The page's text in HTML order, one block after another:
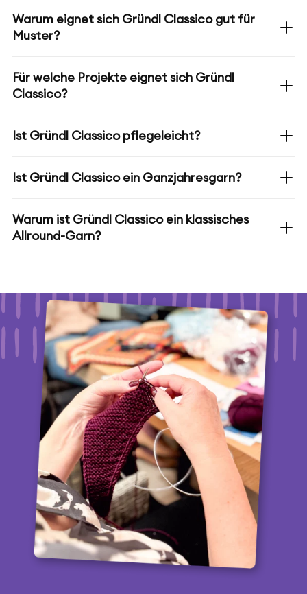
Warum eignet sich Gründl Classico gut für
Muster?
Für welche Projekte eignet sich Gründl
Classico?
Ist Gründl Classico pflegeleicht?
Ist Gründl Classico ein Ganzjahresgarn?
Warum ist Gründl Classico ein klassisches
Allround-Garn?